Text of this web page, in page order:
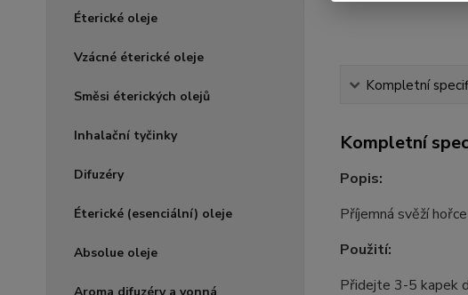
Éterické oleje
Vzácné éterické oleje
Směsi éterických olejů
Inhalační tyčinky
Difuzéry
Éterické (esenciální) oleje
Absolue oleje
Kompletní
Kompletní
Popis:
Příjemná svěží
Použití:
Přidejte 3-5 kapek